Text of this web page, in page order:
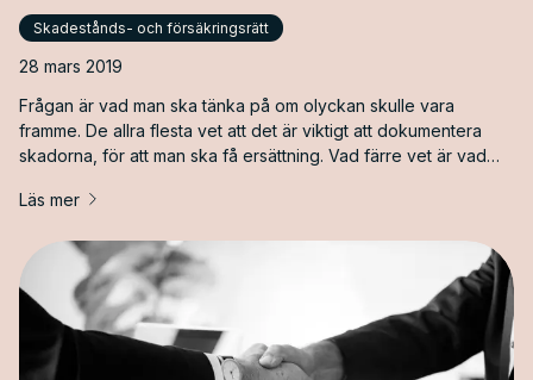
Skadestånds- och försäkringsrätt
28 mars 2019
Frågan är vad man ska tänka på om olyckan skulle vara
framme. De allra flesta vet att det är viktigt att dokumentera
skadorna, för att man ska få ersättning. Vad färre vet är vad
och hur man då ska gå tillväga.
Läs mer